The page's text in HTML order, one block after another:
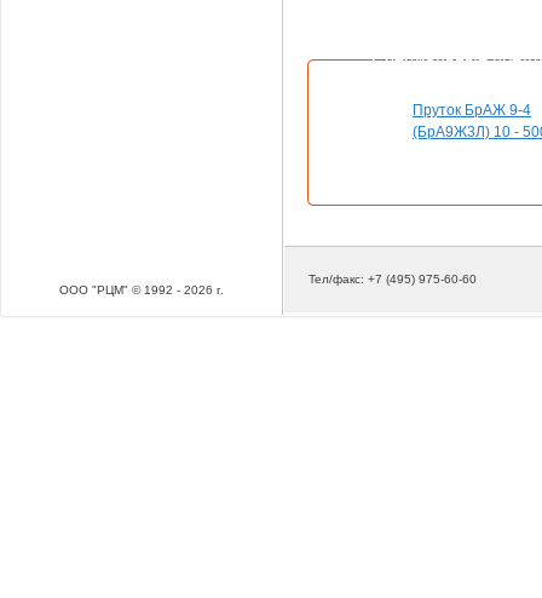
ООО "РЦМ" © 1992 - 2026 г.
Специальные
Пруток БрАЖ 9-4
(БрА9Ж3Л) 10 -
Тел/факс: +7 (495) 975-60-60